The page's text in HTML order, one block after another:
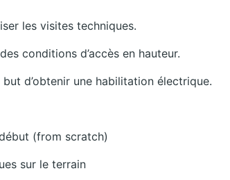
les visites techniques.
conditions d’accès en hauteur.
d’obtenir une habilitation électrique.
(from scratch)
sur le terrain